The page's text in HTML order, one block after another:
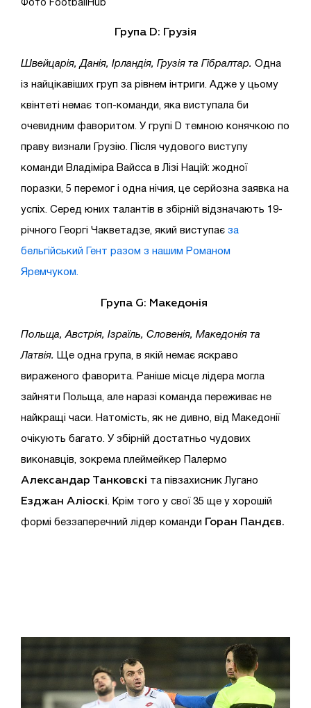
Фото FootballHub
Група D: Грузія
Швейцарія, Данія, Ірландія, Грузія та Гібралтар. Одна
із найцікавіших груп за рівнем інтриги. Адже у цьому
квінтеті немає топ-команди, яка виступала би
очевидним фаворитом. У групі D темною конячкою по
праву визнали Грузію. Після чудового виступу
команди Владіміра Вайсса в Лізі Націй: жодної
поразки, 5 перемог і одна нічия, це серйозна заявка на
успіх. Серед юних талантів в збірній відзначають 19-
річного Георгі Чакветадзе, який виступає за
бельгійський Гент разом з нашим Романом
Яремчуком.
Група G: Македонія
Польща, Австрія, Ізраїль, Словенія, Македонія та
Латвія. Ще одна група, в якій немає яскраво
вираженого фаворита. Раніше місце лідера могла
зайняти Польща, але наразі команда переживає не
найкращі часи. Натомість, як не дивно, від Македонії
очікують багато. У збірній достатньо чудових
виконавців, зокрема плеймейкер Палермо
Александар Танковскі та півзахисник Лугано
Езджан Аліоскі . Крім того у свої 35 ще у хорошій
формі беззаперечний лідер команди Горан Пандєв.